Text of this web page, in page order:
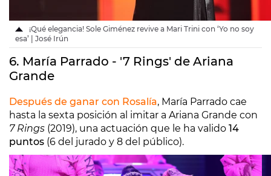
¡Qué elegancia! Sole Giménez revive a Mari Trini con ‘Yo no soy
esa’ | José Irún
6. María Parrado - '7 Rings' de Ariana
Grande
Después de ganar con Rosalía, María Parrado cae
hasta la sexta posición al imitar a Ariana Grande con
7 Rings (2019), una actuación que le ha valido 14
puntos (6 del jurado y 8 del público).